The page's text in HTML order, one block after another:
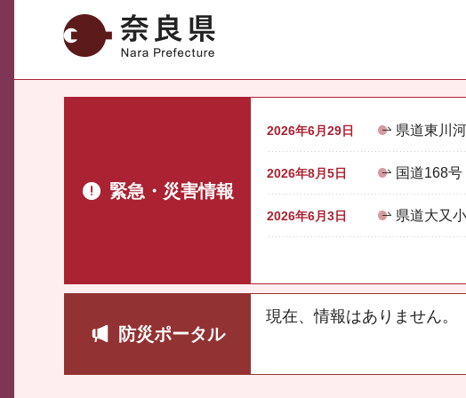
奈良県
緊急・災害情報
2026年6月29日 県道東川
2026年8月5日 国道168
2026年6月3日 県道大又
防災ポータル
現在、情報はありません。